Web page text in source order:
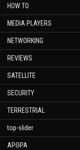
HOW TO
MEDIA PLAYERS
NETWORKING
REVIEWS
SATELLITE
SECURITY
TERRESTRIAL
top-slider
ΑΡΘΡΑ